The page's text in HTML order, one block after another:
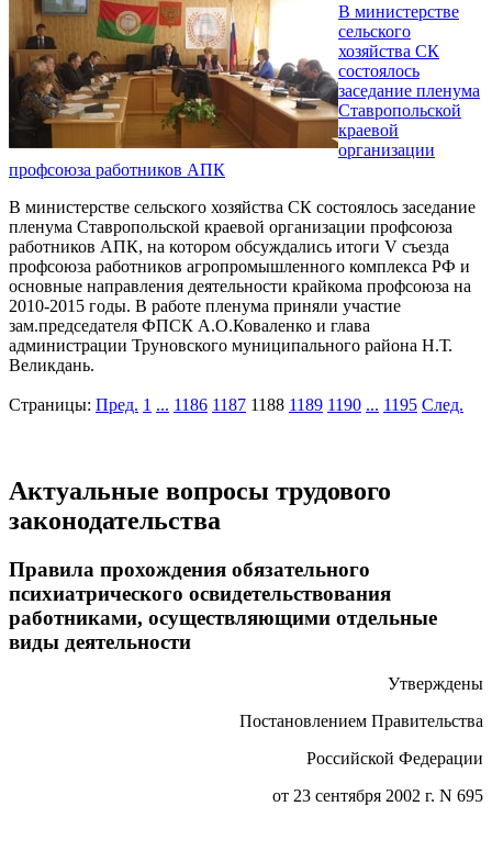
В министерстве
сельского
хозяйства СК
состоялось
заседание пленума
Ставропольской
краевой
организации
профсоюза работников АПК
В министерстве сельского хозяйства СК состоялось заседание
пленума Ставропольской краевой организации профсоюза
работников АПК, на котором обсуждались итоги V съезда
профсоюза работников агропромышленного комплекса РФ и
основные направления деятельности крайкома профсоюза на
2010-2015 годы. В работе пленума приняли участие
зам.председателя ФПСК А.О.Коваленко и глава
администрации Труновского муниципального района Н.Т.
Великдань.
Страницы: Пред. 1 ... 1186 1187 1188 1189 1190 ... 1195 След.
Актуальные вопросы трудового
законодательства
Правила прохождения обязательного
психиатрического освидетельствования
работниками, осуществляющими отдельные
виды деятельности
Утверждены
Постановлением Правительства
Российской Федерации
от 23 сентября 2002 г. N 695